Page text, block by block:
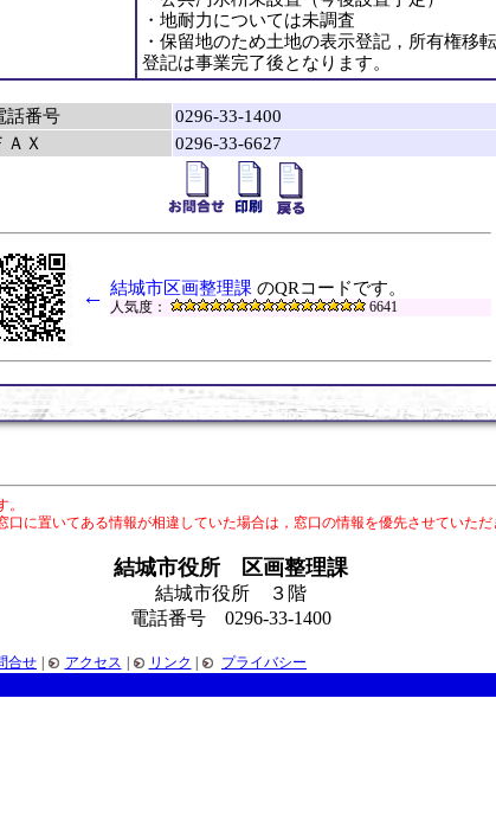
・地耐力については未調査
・保留地のため土地の表示登記，所有権移転
登記は事業完了後となります。
話番号
0296-33-1400
ＡＸ
0296-33-6627
← 結城市区画整理課 のQRコードです。
人気度： 6641
口に置いてある情報が相違していた場合は，窓口の情報を優先させていただ
結城市役所 区画整理課
結城市役所 ３階
電話番号 0296-33-1400
合せ アクセス リンク
プライバシー